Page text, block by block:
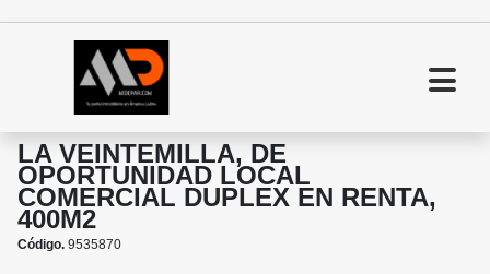
LA VEINTEMILLA, DE
OPORTUNIDAD LOCAL
COMERCIAL DUPLEX EN RENTA,
400M2
Código. 9535870